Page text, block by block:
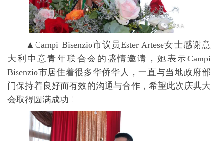
▲Campi Bisenzio市议员Ester Artese女士感谢意
大利中意青年联合会的盛情邀请，她表示Campi
Bisenzio市居住着很多华侨华人，一直与当地政府部
门保持着良好而有效的沟通与合作，希望此次庆典大
会取得圆满成功！